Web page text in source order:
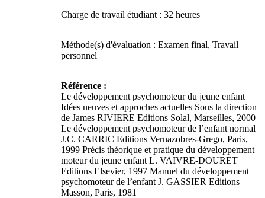
Charge de travail étudiant : 32 heures
Méthode(s) d'évaluation : Examen final, Travail
personnel
Référence :
Le développement psychomoteur du jeune enfant
Idées neuves et approches actuelles Sous la direction
de James RIVIERE Editions Solal, Marseilles, 2000
Le développement psychomoteur de l’enfant normal
J.C. CARRIC Editions Vernazobres-Grego, Paris,
1999 Précis théorique et pratique du développement
moteur du jeune enfant L. VAIVRE-DOURET
Editions Elsevier, 1997 Manuel du développement
psychomoteur de l’enfant J. GASSIER Editions
Masson, Paris, 1981